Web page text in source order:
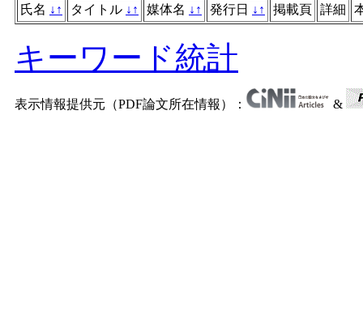
氏名 ↓ ↑ タイトル ↓ ↑ 媒体名 ↓ ↑ 発行日 ↓ ↑ 掲載頁 詳細
キーワード統計
表示情報提供元（PDF論文所在情報）： &